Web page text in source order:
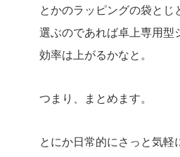
とかのラッピングの袋とじ
選ぶのであれば卓上専用型
効率は上がるかなと。
つまり、まとめます。
とにか日常的にさっと気軽